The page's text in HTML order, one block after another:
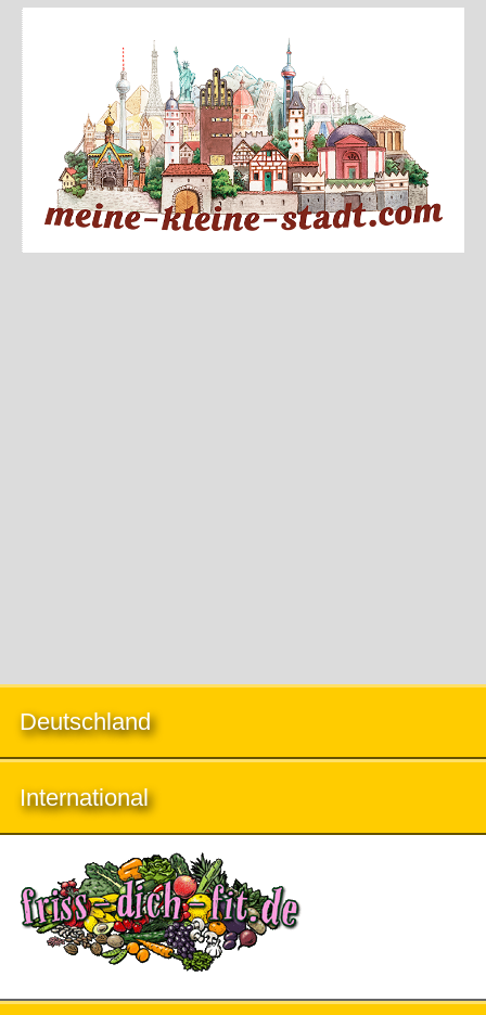
Deutschland
International